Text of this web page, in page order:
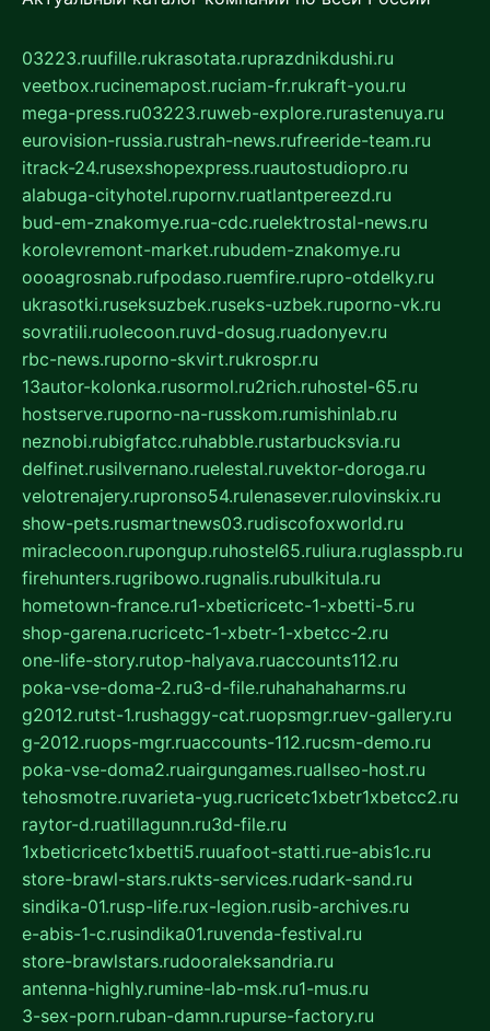
03223.ruufille.rukrasotata.ruprazdnikdushi.ru
veetbox.rucinemapost.ruciam-fr.rukraft-you.ru
mega-press.ru03223.ruweb-explore.rurastenuya.ru
eurovision-russia.rustrah-news.rufreeride-team.ru
itrack-24.rusexshopexpress.ruautostudiopro.ru
alabuga-cityhotel.rupornv.ruatlantpereezd.ru
bud-em-znakomye.rua-cdc.ruelektrostal-news.ru
korolevremont-market.rubudem-znakomye.ru
oooagrosnab.rufpodaso.ruemfire.rupro-otdelky.ru
ukrasotki.ruseksuzbek.ruseks-uzbek.ruporno-vk.ru
sovratili.ruolecoon.ruvd-dosug.ruadonyev.ru
rbc-news.ruporno-skvirt.rukrospr.ru
13autor-kolonka.rusormol.ru2rich.ruhostel-65.ru
hostserve.ruporno-na-russkom.rumishinlab.ru
neznobi.rubigfatcc.ruhabble.rustarbucksvia.ru
delfinet.rusilvernano.ruelestal.ruvektor-doroga.ru
velotrenajery.rupronso54.rulenasever.rulovinskix.ru
show-pets.rusmartnews03.rudiscofoxworld.ru
miraclecoon.rupongup.ruhostel65.ruliura.ruglasspb.ru
firehunters.rugribowo.rugnalis.rubulkitula.ru
hometown-france.ru1-xbeticricetc-1-xbetti-5.ru
shop-garena.rucricetc-1-xbetr-1-xbetcc-2.ru
one-life-story.rutop-halyava.ruaccounts112.ru
poka-vse-doma-2.ru3-d-file.ruhahahaharms.ru
g2012.rutst-1.rushaggy-cat.ruopsmgr.ruev-gallery.ru
g-2012.ruops-mgr.ruaccounts-112.rucsm-demo.ru
poka-vse-doma2.ruairgungames.ruallseo-host.ru
tehosmotre.ruvarieta-yug.rucricetc1xbetr1xbetcc2.ru
raytor-d.ruatillagunn.ru3d-file.ru
1xbeticricetc1xbetti5.ruuafoot-statti.rue-abis1c.ru
store-brawl-stars.rukts-services.rudark-sand.ru
sindika-01.rusp-life.rux-legion.rusib-archives.ru
e-abis-1-c.rusindika01.ruvenda-festival.ru
store-brawlstars.rudooraleksandria.ru
antenna-highly.rumine-lab-msk.ru1-mus.ru
3-sex-porn.ruban-damn.rupurse-factory.ru